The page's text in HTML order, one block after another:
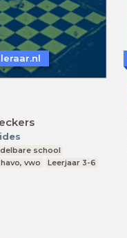
school
vwo
Leerjaar 3-6